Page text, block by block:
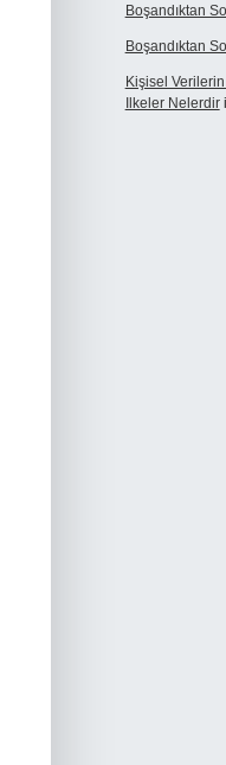
Boşandıktan
Boşandıktan
Kişisel
Ilkeler Nelerdir